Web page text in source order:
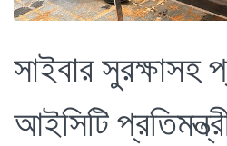
সাইবার সুরক্ষাসহ
আইসিটি